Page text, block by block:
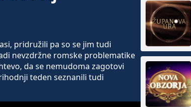
pridružili pa so se jim tudi
nevzdržne romske problematike
da se nemudoma zagotovi
teden seznanili tudi